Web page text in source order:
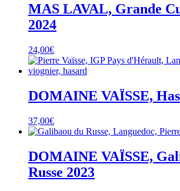
MAS LAVAL, Grande
2024
24,00€
DOMAINE VAÏSSE,
37,00€
DOMAINE VAÏSSE,
Russe 2023